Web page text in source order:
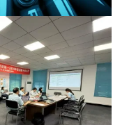
12日